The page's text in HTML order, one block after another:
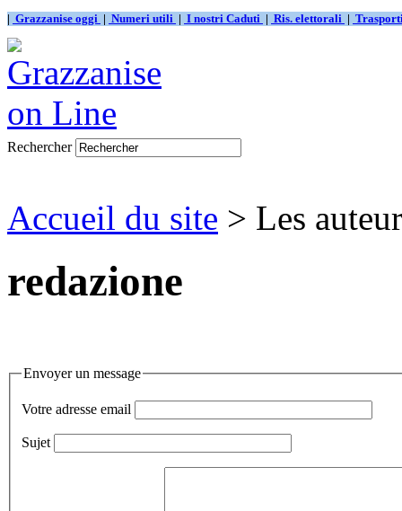
| Grazzanise oggi | Numeri utili | I nostri Caduti | Ris. elettorali |
Rechercher
Accueil du site > Les
redazione
Envoyer un message
Votre adresse email
Sujet